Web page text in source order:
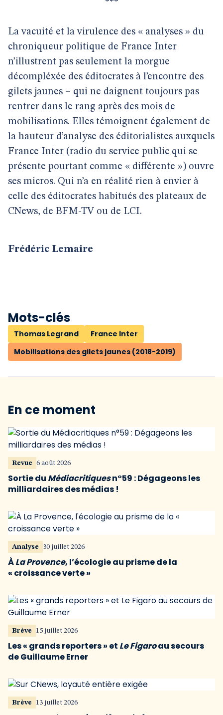
***
La vacuité et la virulence des « analyses » du
chroniqueur politique de France Inter
n’illustrent pas seulement la morgue
décompléxée des éditocrates à l’encontre des
gilets jaunes – qui ne daignent toujours pas
rentrer dans le rang après des mois de
mobilisations. Elles témoignent également de
la hauteur d’analyse des éditorialistes auxquels
France Inter (radio du service public qui se
présente pourtant comme « différente ») ouvre
ses micros. Qui n’a en réalité rien à envier à
celle des éditocrates habitués des plateaux de
CNews, de BFM-TV ou de LCI.
Frédéric Lemaire
Mots-clés
Thomas Legrand
France Inter
Mobilisations des gilets jaunes (2018-2019)
En ce moment
Revue 6 août 2026
Sortie du Médiacritiquesn°59 : Dégageons les
milliardaires des médias !
Analyse 30 juillet 2026
ÀLa Provence, l’écologie au prisme de la
« croissance verte »
Brève 15 juillet 2026
Les « grands reporters » et Le Figaroau secours
de Guillaume Erner
Brève 13 juillet 2026